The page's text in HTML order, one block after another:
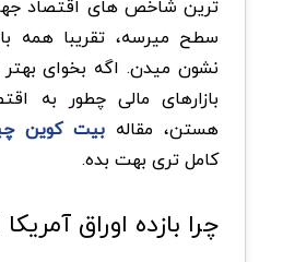
ترین شاخص های اقتصاد
سطح میرسه، تقریبا همه
نشون میدن. اگه بخوای
بازارهای مالی چطور به
هستن، مقاله بیت کوین
کامل تری بهت بده.
چرا بازده اوراق